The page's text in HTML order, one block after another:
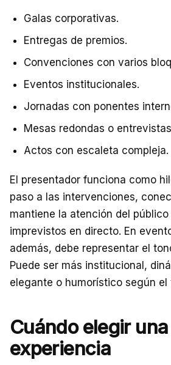
Galas corporativas.
Entregas de premios.
Convenciones con varios
Eventos institucionales.
Jornadas con ponentes
Mesas redondas o
Actos con escaleta compleja.
El presentador funciona como
paso a las intervenciones,
mantiene la atención del
imprevistos en directo. En
además, debe representar el
Puede ser más institucional,
elegante o humorístico según el
Cuándo elegir una
experiencia